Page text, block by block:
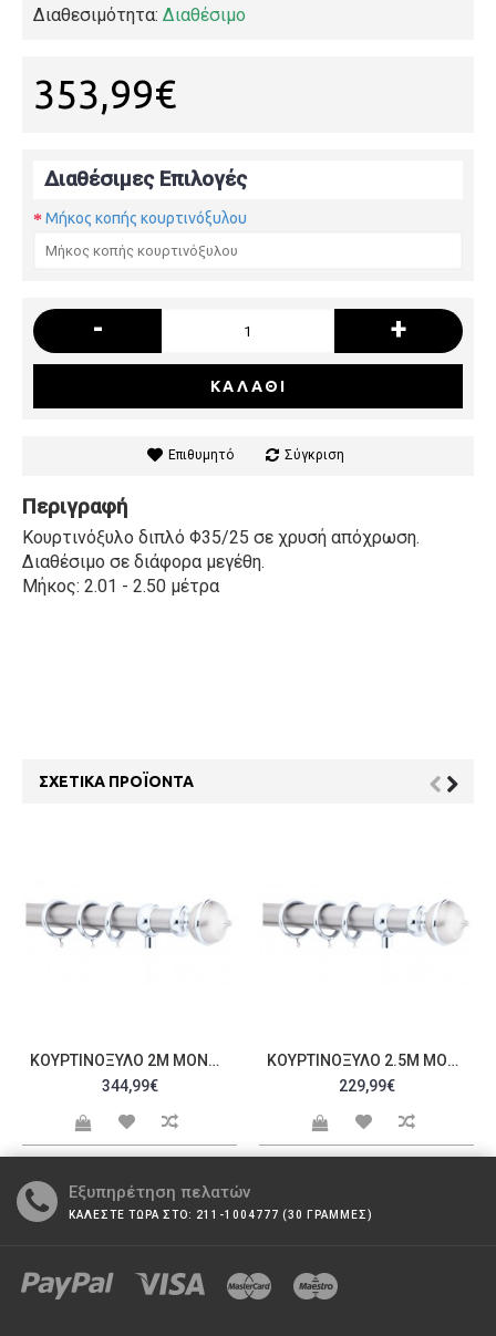
Διαθεσιμότητα: Διαθέσιμο
353,99€
Διαθέσιμες Επιλογές
Μήκος κοπής κουρτινόξυλου
- +
ΚΑΛΆΘΙ
Επιθυμητό Σύγκριση
Περιγραφή
Κουρτινόξυλο διπλό Φ35/25 σε χρυσή απόχρωση.
Διαθέσιμο σε διάφορα μεγέθη.
Μήκος: 2.01 - 2.50 μέτρα
ΣΧΕΤΙΚΆ ΠΡΟΪΌΝΤΑ
ΚΟΥΡΤΙΝΌΞΥΛΟ 2M ΜΟΝΌ ΑΣΗΜΊ C20519
344,99€
ΚΟΥΡΤΙΝΌΞΥΛΟ 2.5M ΜΟΝΌ ΑΣΗΜΊ C20521
229,99€
Εξυπηρέτηση πελατών
ΚΑΛΕΣΤΕ ΤΩΡΑ ΣΤΟ: 211-1004777 (30 ΓΡΑΜΜΕΣ)